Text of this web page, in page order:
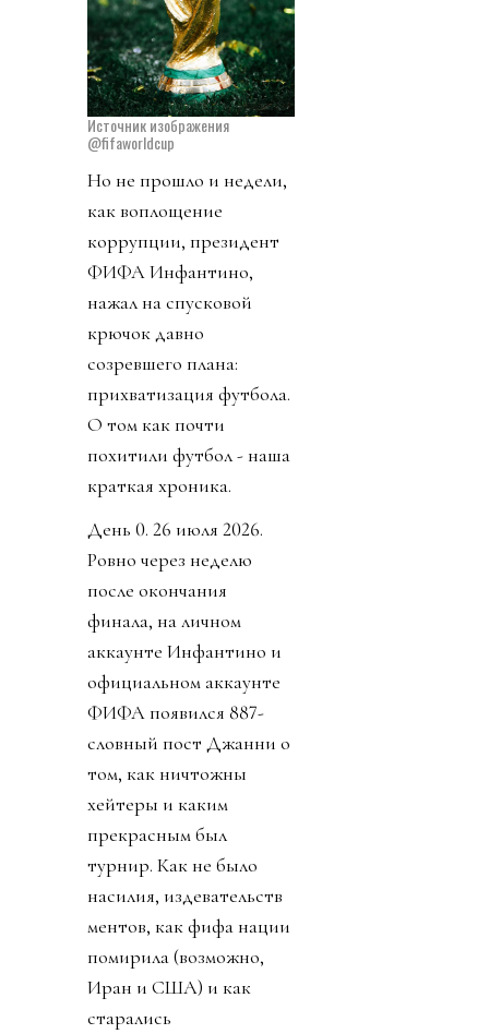
Источник изображения
@fifaworldcup
Но не прошло и недели,
как воплощение
коррупции, президент
ФИФА Инфантино,
нажал на спусковой
крючок давно
созревшего плана:
прихватизация футбола.
О том как почти
похитили футбол - наша
краткая хроника.
День 0. 26 июля 2026.
Ровно через неделю
после окончания
финала, на личном
аккаунте Инфантино и
официальном аккаунте
ФИФА появился 887-
словный пост Джанни о
том, как ничтожны
хейтеры и каким
прекрасным был
турнир. Как не было
насилия, издевательств
ментов, как фифа нации
помирила (возможно,
Иран и США) и как
старались